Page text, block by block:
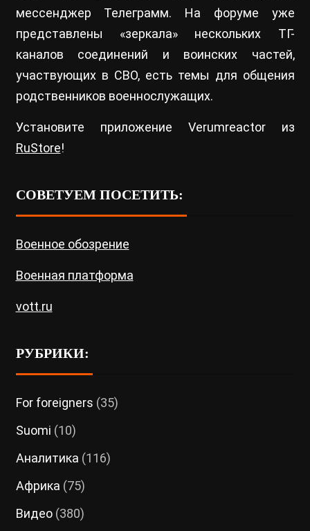
мессенджер Телеграмм. На форуме уже
представлены «зеркала» нескольких ТГ-
каналов соединений и воинских частей,
участвующих в СВО, есть темы для общения
родственников военнослужащих.
Установите приложение Verumreactor из
RuStore!
СОВЕТУЕМ ПОСЕТИТЬ:
Военное обозрение
Военная платформа
vott.ru
РУБРИКИ:
For foreigners (35)
Suomi (10)
Аналитика (116)
Африка (75)
Видео(380)